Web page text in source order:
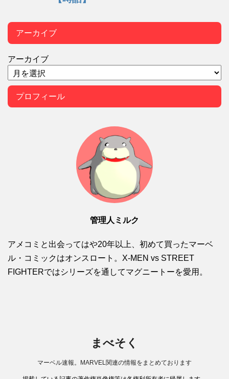
アーカイブ
アーカイブ
プロフィール
管理人ミルク
アメコミと出会ってはや20年以上、初めて買ったマーベ
ル・コミックはオンスロート。X-MEN vs STREET
FIGHTERではシリーズを通してマグニートーを愛用。
まべそく
マーベル速報。MARVEL関連の情報をまとめております